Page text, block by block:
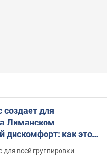
создает для
Лиманском
дискомфорт: как это
для всей группировки